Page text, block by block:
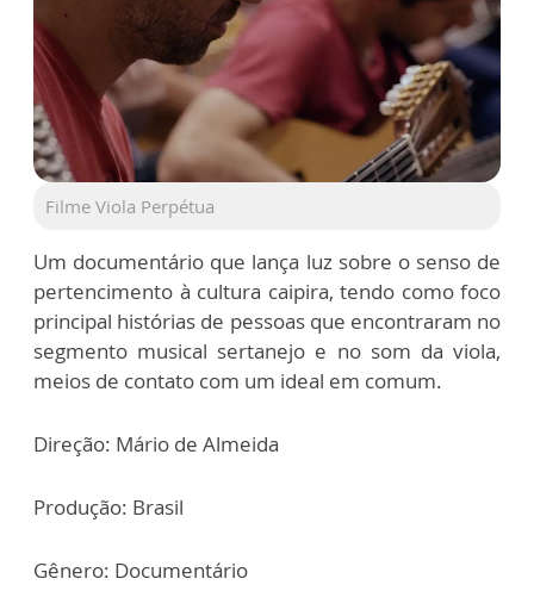
Filme Viola Perpétua
Um documentário que lança luz sobre o senso de
pertencimento à cultura caipira, tendo como foco
principal histórias de pessoas que encontraram no
segmento musical sertanejo e no som da viola,
meios de contato com um ideal em comum.
Direção: Mário de Almeida
Produção: Brasil
Gênero: Documentário